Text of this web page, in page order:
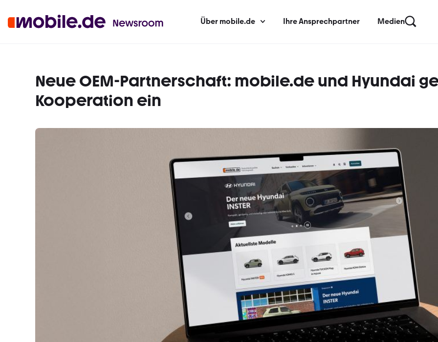
Über mobile.de Ihre Ansprechpartner Medien
Neue OEM-Partnerschaft: mobile.de und Hyundai
Kooperation ein